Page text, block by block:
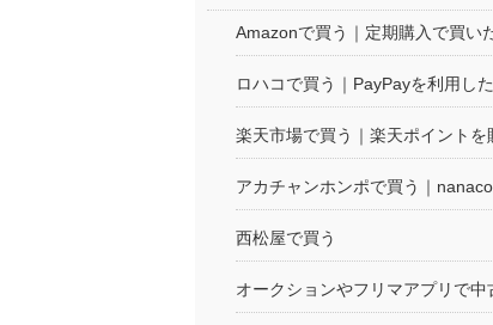
Amazonで買う｜定期購入で買い
ロハコで買う｜PayPayを利用し
楽天市場で買う｜楽天ポイントを
アカチャンホンポで買う｜
西松屋で買う
オークションやフリマアプリで中